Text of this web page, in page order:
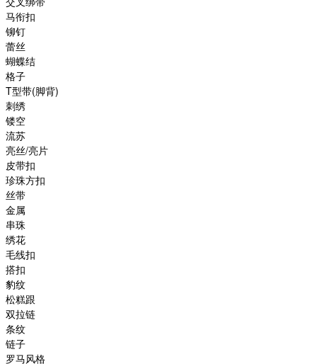
马衔扣
铆钉
蕾丝
蝴蝶结
格子
T型带(脚背)
刺绣
镂空
流苏
亮丝/亮片
皮带扣
珍珠方扣
丝带
金属
串珠
绣花
毛线扣
搭扣
豹纹
松糕跟
双拉链
条纹
链子
罗马风格